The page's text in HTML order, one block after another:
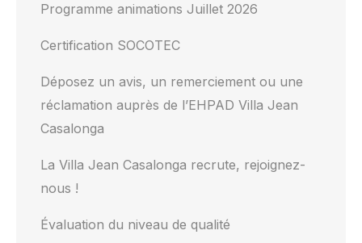
Programme animations Juillet 2026
Certification SOCOTEC
Déposez un avis, un remerciement ou une
réclamation auprès de l’EHPAD Villa Jean
Casalonga
La Villa Jean Casalonga recrute, rejoignez-
nous !
Évaluation du niveau de qualité